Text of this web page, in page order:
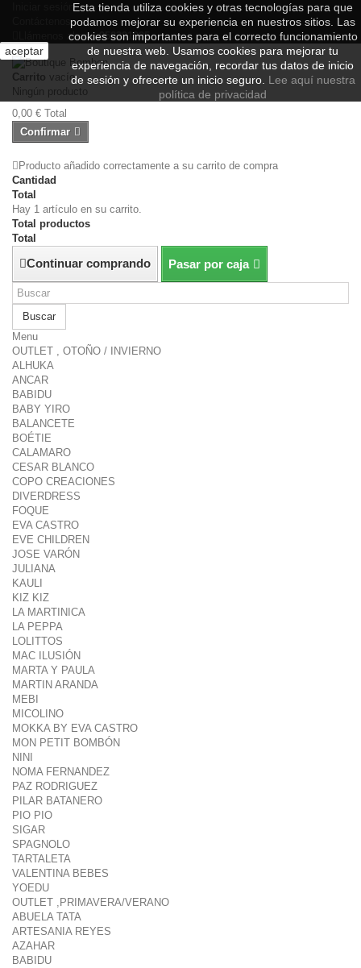
Iniciar sesión
Llámenos ahora:950391995
Carrito vacío
Ningún producto
0,00 € Total
Confirmar
Producto añadido correctamente a su carrito de compra
Cantidad
Total
Hay 1 artículo en su carrito.
Total productos
Total
Continuar comprando Pasar por caja
Buscar
Menu
OUTLET , OTOÑO / INVIERNO
ALHUKA
ANCAR
BABIDU
BABY YIRO
BALANCETE
BOÉTIE
CALAMARO
CESAR BLANCO
COPO CREACIONES
DIVERDRESS
FOQUE
EVA CASTRO
EVE CHILDREN
JOSE VARÓN
JULIANA
KAULI
KIZ KIZ
LA MARTINICA
LA PEPPA
LOLITTOS
MAC ILUSIÓN
MARTA Y PAULA
MARTIN ARANDA
MEBI
MICOLINO
MOKKA BY EVA CASTRO
MON PETIT BOMBÓN
NINI
NOMA FERNANDEZ
PAZ RODRIGUEZ
PILAR BATANERO
PIO PIO
SIGAR
SPAGNOLO
TARTALETA
VALENTINA BEBES
YOEDU
OUTLET ,PRIMAVERA/VERANO
ABUELA TATA
ARTESANIA REYES
AZAHAR
BABIDU
aceptar
Esta tienda utiliza cookies y otras tecnologías para que
podamos mejorar su experiencia en nuestros sitios. Las
cookies son importantes para el correcto funcionamiento
de nuestra web. Usamos cookies para mejorar tu
experiencia de navegación, recordar tus datos de inicio
de sesión y ofrecerte un inicio seguro. Lee aquí nuestra
política de privacidad